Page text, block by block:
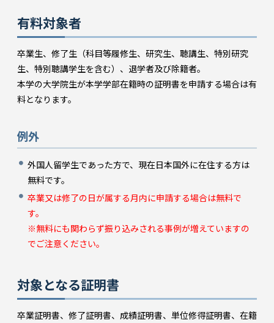
有料対象者
卒業生、修了生（科目等履修生、研究生、聴講生、特別研究
生、特別聴講学生を含む）、退学者及び除籍者。
本学の大学院生が本学学部在籍時の証明書を申請する場合は有
料となります。
例外
外国人留学生であった方で、現在日本国外に在住する方は
無料です。
卒業又は修了の日が属する月内に申請する場合は無料で
す。
※無料にも関わらず振り込みされる事例が増えていますの
でご注意ください。
対象となる証明書
卒業証明書、修了証明書、成績証明書、単位修得証明書、在籍